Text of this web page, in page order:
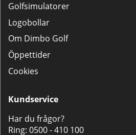
Golfsimulatorer
Logobollar
Om Dimbo Golf
Öppettider
Cookies
Kundservice
Har du frågor?
Ring: 0500 - 410 100